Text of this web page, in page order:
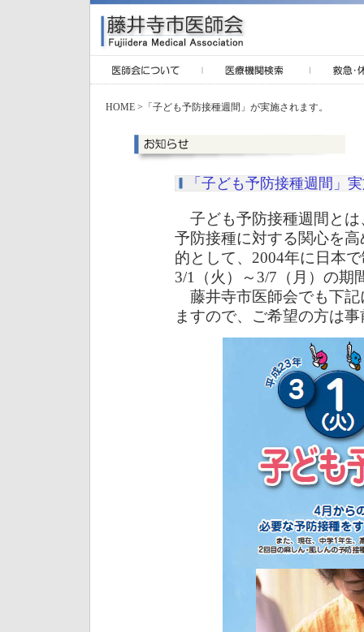
HOME >「子ども予防接種週間」が実施されます。
「子ども予防接種週間」
子ども予防接種週間とは
予防接種に対する関心を
的として、2004年に日本
3/1（火）～3/7（月）の期
藤井寺市医師会でも下記
ますので、ご希望の方は